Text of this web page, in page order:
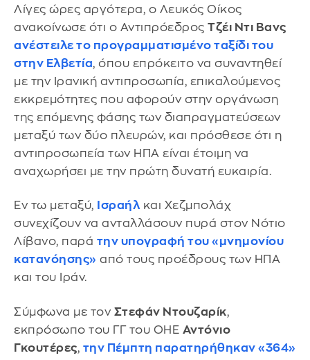
Λίγες ώρες αργότερα, ο Λευκός Οίκος
ανακοίνωσε ότι ο Αντιπρόεδρος Τζέι Ντι Βανς
ανέστειλε το προγραμματισμένο ταξίδι του
στην Ελβετία, όπου επρόκειτο να συναντηθεί
με την Ιρανική αντιπροσωπία, επικαλούμενος
εκκρεμότητες που αφορούν στην οργάνωση
της επόμενης φάσης των διαπραγματεύσεων
μεταξύ των δύο πλευρών, και πρόσθεσε ότι η
αντιπροσωπεία των ΗΠΑ είναι έτοιμη να
αναχωρήσει με την πρώτη δυνατή ευκαιρία.
Εν τω μεταξύ, Ισραήλ και Χεζμπολάχ
συνεχίζουν να ανταλλάσουν πυρά στον Νότιο
Λίβανο, παρά την υπογραφή του «μνημονίου
κατανόησης» από τους προέδρους των ΗΠΑ
και του Ιράν.
Σύμφωνα με τον Στεφάν Ντουζαρίκ,
εκπρόσωπο του ΓΓ του ΟΗΕ Αντόνιο
Γκουτέρες, την Πέμπτη παρατηρήθηκαν «364»